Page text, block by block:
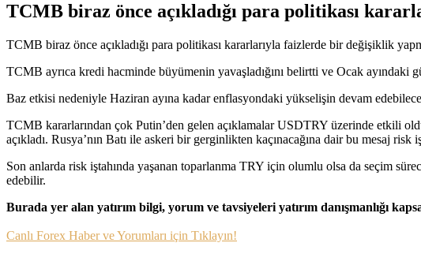
TCMB biraz önce açıkladığı para politikası
TCMB biraz önce açıkladığı para politikası kararlarıyla faizlerde bir değişiklik
TCMB ayrıca kredi hacminde büyümenin yavaşladığını belirtti ve Ocak ayındaki
Baz etkisi nedeniyle Haziran ayına kadar enflasyondaki yükselişin devam
TCMB kararlarından çok Putin’den gelen açıklamalar USDTRY üzerinde etkili
açıkladı. Rusya’nın Batı ile askeri bir gerginlikten kaçınacağına dair bu mesaj
Son anlarda risk iştahında yaşanan toparlanma TRY için olumlu olsa da seçim
edebilir.
Burada yer alan yatırım bilgi, yorum ve tavsiyeleri yatırım danışmanlığı
Canlı Forex Haber ve Yorumları için Tıklayın!